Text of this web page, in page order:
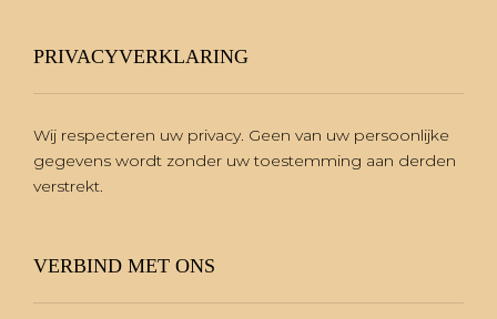
PRIVACYVERKLARING
Wij respecteren uw privacy. Geen van uw persoonlijke
gegevens wordt zonder uw toestemming aan derden
verstrekt.
VERBIND MET ONS